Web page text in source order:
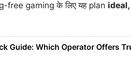
free gaming के लिए यह plan
Guide: Which Operator Offers